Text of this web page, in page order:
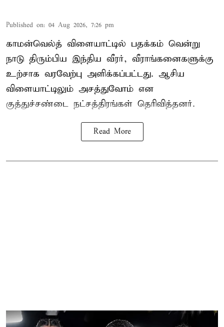
Published on: 04 Aug 2026, 7:26 pm
காமன்வெல்த் விளையாட்டில் பதக்கம் வென்று
நாடு திரும்பிய இந்திய வீரர், வீராங்கனைகளுக்கு
உற்சாக வரவேற்பு அளிக்கப்பட்டது. ஆசிய
விளையாட்டிலும் அசத்துவோம் என
குத்துச்சண்டை நட்சத்திரங்கள் தெரிவித்தனர்.
Read More